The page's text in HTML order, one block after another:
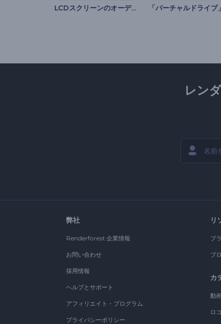
LCDスクリーンのオーディオビジュアライザー
レン
弊社
Renderforest 企業情報
お問い合わせ
採用情報
ヘルプとサポート
アフィリエイト・プログラム
プライバシーポリシー
リ
ブ
ブ
カ
動
ロ